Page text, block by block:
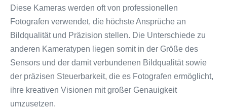
Diese Kameras werden oft von professionellen
Fotografen verwendet, die höchste Ansprüche an
Bildqualität und Präzision stellen. Die Unterschiede zu
anderen Kameratypen liegen somit in der Größe des
Sensors und der damit verbundenen Bildqualität sowie
der präzisen Steuerbarkeit, die es Fotografen ermöglicht,
ihre kreativen Visionen mit großer Genauigkeit
umzusetzen.